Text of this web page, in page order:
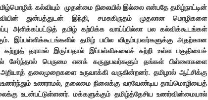
கல்வியும் முதன்மை நிலையில் இல்லை என்பதே தமிழ்நாட்டின்
துன்பத்துடன் இந்தி, சமசுகிருதம் முதலான மொழிகளை
அளிக்கப்பட்டுத் தமிழ் கற்பிக்க வாய்ப்பில்லா பல கல்விக்கூடங்கள்
இப்பள்ளிக்கூடங்களில் தமிழ் பயில விரும்புபவர்களுக்கு அதற்கான
கற்றுத் தராமல் இருப்பதால் இப்பள்ளிகளைச் சுற்றி உள்ள பகுதியைச்
சேர்ந்தால் பெருமை எனக் கருதுபவர்களும் தங்கள் பிள்ளைகளை
தலைமுறைகளை உருவாக்கி வருகின்றனர். தமிழால் ஆட்சிக்கு
உணராமல், தலைமை நிலைக்கு வரவேண்டிய தாய்மொழியைத்
உடன்பட்டுள்ளனர். மக்களுக்கும் தமிழ்த்தேசிய உணர்வின்மையால்